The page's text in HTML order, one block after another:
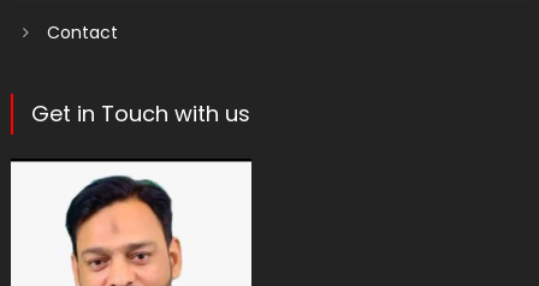
Contact
Get in Touch with us